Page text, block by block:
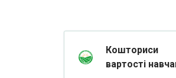
Кошториси
вартості